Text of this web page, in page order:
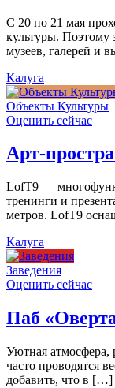
С 20 по 21 мая
культуры. Поэтому
музеев, галерей и
Калуга
Объекты Культуры
Оценить сейчас
Арт-
LofT9 —
тренинги и
метров. LofT9
Калуга
Заведения
Оценить сейчас
Паб
Уютная атмосфера,
часто проводятся
добавить, что в […]